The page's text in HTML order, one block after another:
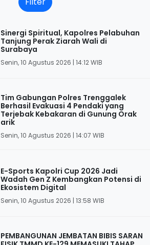
Sinergi Spiritual, Kapolres Pelabuhan
Tanjung Perak Ziarah Wali di
Surabaya
Senin, 10 Agustus 2026 | 14:12 WIB
Tim Gabungan Polres Trenggalek
Berhasil Evakuasi 4 Pendaki yang
Terjebak Kebakaran di Gunung Orak
arik
Senin, 10 Agustus 2026 | 14:07 WIB
E-Sports Kapolri Cup 2026 Jadi
Wadah Gen Z Kembangkan Potensi di
Ekosistem Digital
Senin, 10 Agustus 2026 | 13:58 WIB
PEMBANGUNAN JEMBATAN BIBIS SARAN